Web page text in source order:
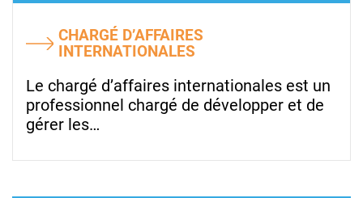
CHARGÉ D’AFFAIRES
INTERNATIONALES
Le chargé d’affaires internationales est un
professionnel chargé de développer et de
gérer les…